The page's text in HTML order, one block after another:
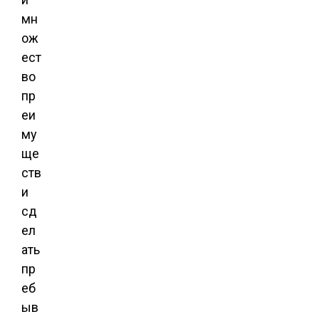
мн
ож
ест
во
пр
еи
му
ще
ств
и
сд
ел
ать
пр
еб
ыв